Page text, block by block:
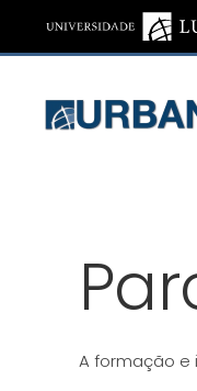
Saltar para o
A formação e